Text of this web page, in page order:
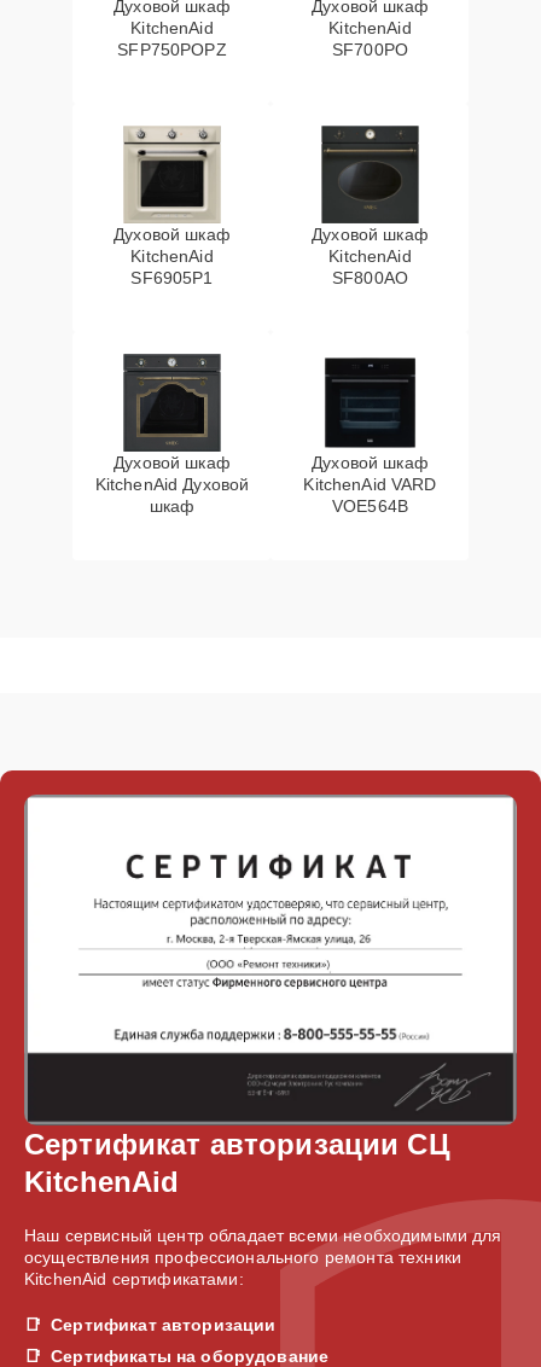
Духовой шкаф
KitchenAid
SFP750POPZ
Духовой шкаф
KitchenAid
SF700PO
Духовой шкаф
KitchenAid
SF6905P1
Духовой шкаф
KitchenAid
SF800AO
Духовой шкаф
KitchenAid Духовой
шкаф
Духовой шкаф
KitchenAid VARD
VOE564B
Сертификат авторизации СЦ
KitchenAid
Наш сервисный центр обладает всеми необходимыми для
осуществления профессионального ремонта техники
KitchenAid сертификатами:
Сертификат авторизации
Сертификаты на оборудование